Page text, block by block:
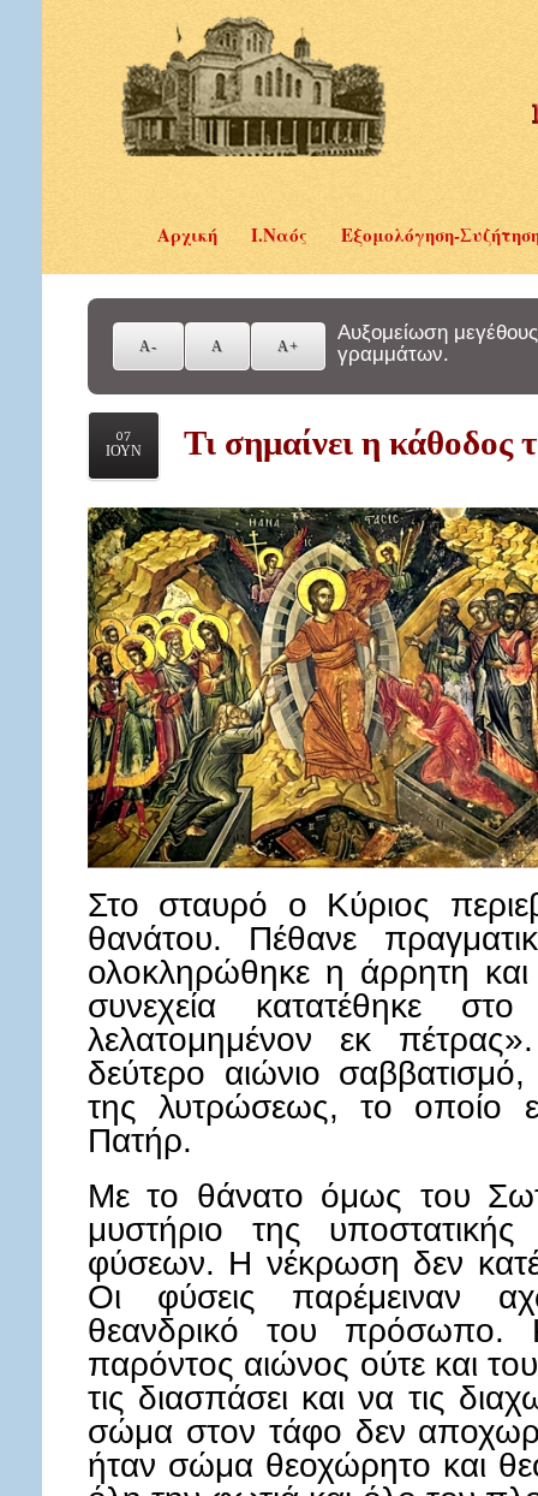
Αρχική Ι.Ναός Εξομολόγηση-
Αυξομείωση μεγέθους
γραμμάτων.
07
ΙΟΥΝ
Τι σημαίνει η
Στο σταυρό ο Κύριος
θανάτου. Πέθανε
ολοκληρώθηκε η άρρητη
συνεχεία κατατέθηκε
λελατομημένον εκ
δεύτερο αιώνιο
της λυτρώσεως, το οποίο
Πατήρ.
Με το θάνατο όμως του
μυστήριο της
φύσεων. Η νέκρωση δεν
Οι φύσεις παρέμειναν
θεανδρικό του πρόσωπο.
παρόντος αιώνος ούτε και
τις διασπάσει και να τις
σώμα στον τάφο δεν
ήταν σώμα θεοχώρητο και